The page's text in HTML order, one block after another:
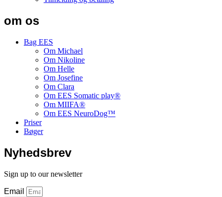
om os
Bag EES
Om Michael
Om Nikoline
Om Helle
Om Josefine
Om Clara
Om EES Somatic play®
Om MIIFA®
Om EES NeuroDog™
Priser
Bøger
Nyhedsbrev
Sign up to our newsletter
Email